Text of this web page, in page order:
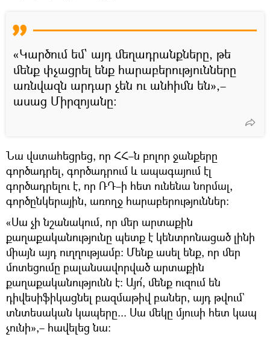
«Կարծում եմ` այդ մեղադրանքները, թե
մենք փչացրել ենք հարաբերությունները
առնվազն արդար չեն ու անհիմն են»,–
ասաց Միրզոյանը։
Նա վստահեցրեց, որ ՀՀ–ն բոլոր ջանքերը
գործադրել, գործադրում և ապագայում էլ
գործադրելու է, որ ՌԴ–ի հետ ունենա նորմալ,
գործընկերային, առողջ հարաբերություններ։
«Սա չի նշանակում, որ մեր արտաքին
քաղաքականությունը պետք է կենտրոնացած լինի
միայն այդ ուղղությամբ։ Մենք ասել ենք, որ մեր
մոտեցումը բալանսավորված արտաքին
քաղաքականությունն է։ Այո՛, մենք ուզում են
դիվեսիֆիկացնել բազմաթիվ բաներ, այդ թվում`
տնտեսական կապերը... Սա մեկը մյուսի հետ կապ
չունի»,– հավելեց նա։